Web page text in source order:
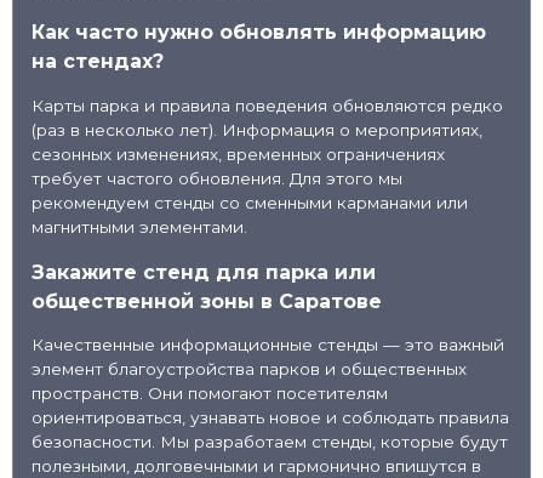
Как часто нужно обновлять информацию
на стендах?
Карты парка и правила поведения обновляются редко
(раз в несколько лет). Информация о мероприятиях,
сезонных изменениях, временных ограничениях
требует частого обновления. Для этого мы
рекомендуем стенды со сменными карманами или
магнитными элементами.
Закажите стенд для парка или
общественной зоны в Саратове
Качественные информационные стенды — это важный
элемент благоустройства парков и общественных
пространств. Они помогают посетителям
ориентироваться, узнавать новое и соблюдать правила
безопасности. Мы разработаем стенды, которые будут
полезными, долговечными и гармонично впишутся в